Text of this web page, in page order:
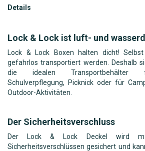
Details
Lock & Lock ist luft- und
Lock & Lock Boxen halten dicht! Selbst
gefahrlos transportiert werden. Deshalb
die idealen Transportbehälter
Schulverpflegung, Picknick oder für
Outdoor-Aktivitäten.
Der Sicherheitsverschluss
Der Lock & Lock Deckel wird
Sicherheitsverschlüssen gesichert und